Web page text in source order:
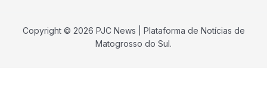
Copyright © 2026 PJC News | Plataforma de Notícias de
Matogrosso do Sul.